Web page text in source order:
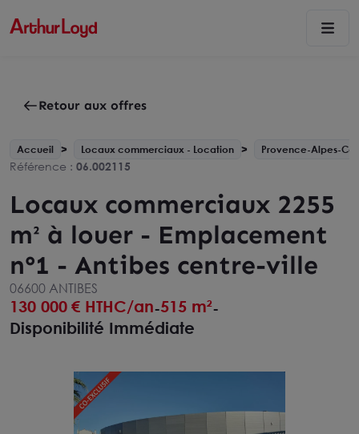
Retour aux offres
Accueil Locaux commerciaux - Location Provence-Alpes-
Référence : 06.002115
Locaux commerciaux 2255
m² à louer - Emplacement
n°1 - Antibes centre-ville
06600 ANTIBES
130 000 € HTHC/an-515 m²-
Disponibilité Immédiate